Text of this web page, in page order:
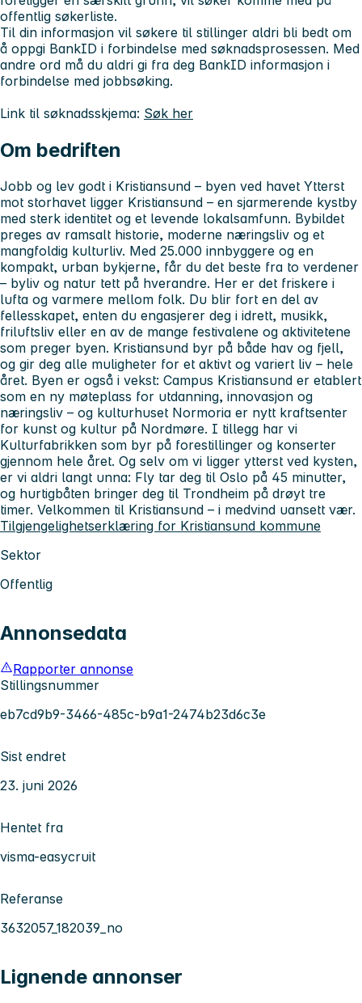
offentlig søkerliste.
Til din informasjon vil søkere til stillinger aldri bli bedt om
å oppgi BankID i forbindelse med søknadsprosessen. Med
andre ord må du aldri gi fra deg BankID informasjon i
forbindelse med jobbsøking.
Link til søknadsskjema: Søk her
Om bedriften
Jobb og lev godt i Kristiansund – byen ved havet Ytterst
mot storhavet ligger Kristiansund – en sjarmerende kystby
med sterk identitet og et levende lokalsamfunn. Bybildet
preges av ramsalt historie, moderne næringsliv og et
mangfoldig kulturliv. Med 25.000 innbyggere og en
kompakt, urban bykjerne, får du det beste fra to verdener
– byliv og natur tett på hverandre. Her er det friskere i
lufta og varmere mellom folk. Du blir fort en del av
fellesskapet, enten du engasjerer deg i idrett, musikk,
friluftsliv eller en av de mange festivalene og aktivitetene
som preger byen. Kristiansund byr på både hav og fjell,
og gir deg alle muligheter for et aktivt og variert liv – hele
året. Byen er også i vekst: Campus Kristiansund er etablert
som en ny møteplass for utdanning, innovasjon og
næringsliv – og kulturhuset Normoria er nytt kraftsenter
for kunst og kultur på Nordmøre. I tillegg har vi
Kulturfabrikken som byr på forestillinger og konserter
gjennom hele året. Og selv om vi ligger ytterst ved kysten,
er vi aldri langt unna: Fly tar deg til Oslo på 45 minutter,
og hurtigbåten bringer deg til Trondheim på drøyt tre
timer. Velkommen til Kristiansund – i medvind uansett vær.
Tilgjengelighetserklæring for Kristiansund kommune
Sektor
Offentlig
Annonsedata
Rapporter annonse
Stillingsnummer
eb7cd9b9-3466-485c-b9a1-2474b23d6c3e
Sist endret
23. juni 2026
Hentet fra
visma-easycruit
Referanse
3632057_182039_no
Lignende annonser